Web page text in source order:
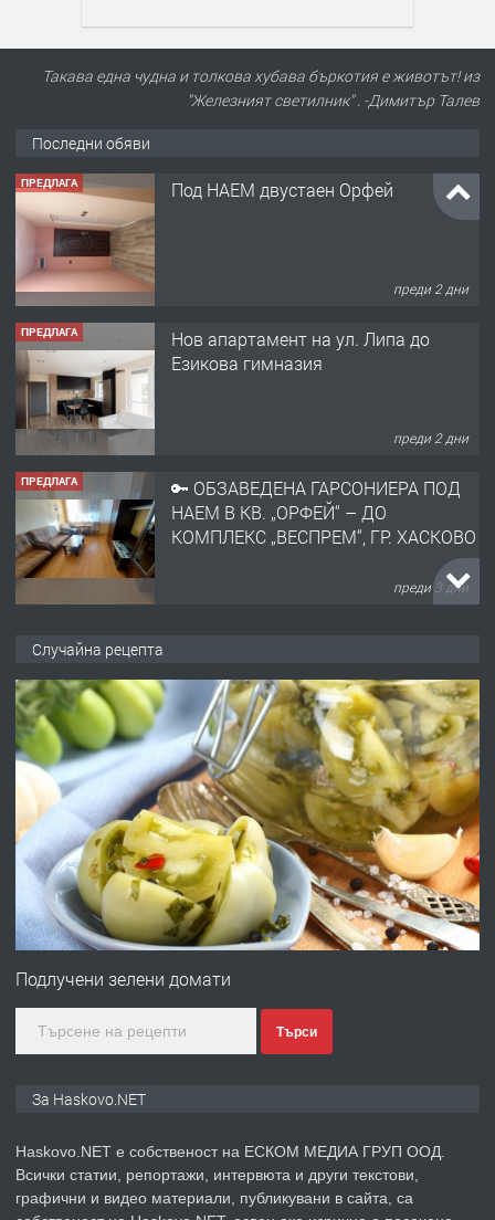
Такава една чудна и толкова хубава бъркотия е животът! из
"Железният светилник" . -Димитър Талев
Последни обяви
ПРЕДЛАГА Под НАЕМ двустаен Орфей
преди 2 дни
ПРЕДЛАГА
Нов апартамент на ул. Липа до
Езикова гимназия
преди 2 дни
ПРЕДЛАГА
🔑 ОБЗАВЕДЕНА ГАРСОНИЕРА ПОД
НАЕМ В КВ. „ОРФЕЙ“ – ДО
КОМПЛЕКС „ВЕСПРЕМ“, ГР. ХАСКОВО
преди 3 дни
АПАРТАМЕНТ В ЦЕНТЪРА НА ГР.
ХАСКОВО
преди 4 дни
ПРЕДЛАГА Давам гараж под наем
преди 4 дни
ПРЕДЛАГА
№4120 Магазин/Офис под наем в кв.
градската градина!
преди 5 дни
Случайна рецепта
Подлучени зелени домати
Търси
За Haskovo.NET
Haskovo.NET е собственост на ЕСКОМ МЕДИА ГРУП ООД.
Всички статии, репортажи, интервюта и други текстови,
графични и видео материали, публикувани в сайта, са